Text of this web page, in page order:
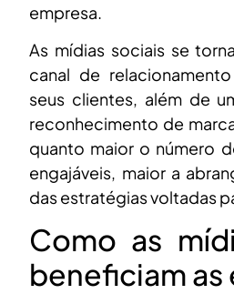
empresa.
As mídias sociais se
canal de
seus clientes, além de
reconhecimento de
quanto maior o número
engajáveis, maior a
das estratégias voltadas
Como as
beneficiam as